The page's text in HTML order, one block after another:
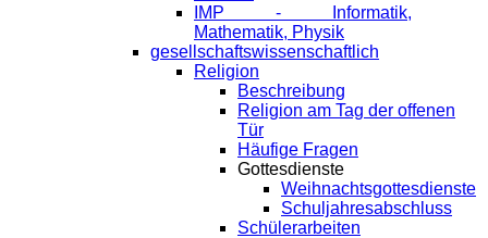
IMP - Informatik,
Mathematik, Physik
gesellschaftswissenschaftlich
Religion
Beschreibung
Religion am Tag der offenen
Tür
Häufige Fragen
Gottesdienste
Weihnachtsgottesdienste
Schuljahresabschluss
Schülerarbeiten